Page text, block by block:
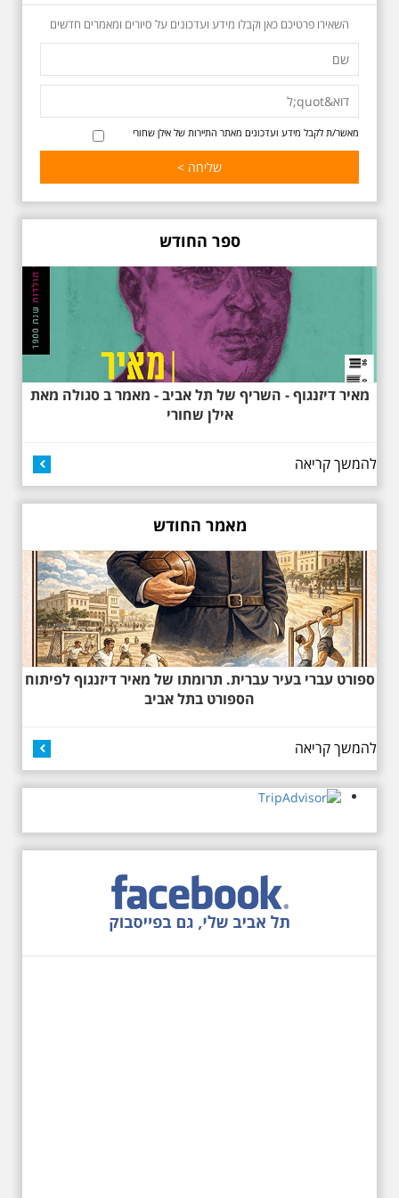
למשורר הלאומי. נדבר על המבנים,
בית ביאליק, בית ראובן, מלון סקורה,
בית קרוסל, קפה נגה המשפחות
שגרו ברחובות אלו ועוד הפתעות.
25.6.2025 ליל חמישי
בשעה 19:30 –לכבוד
בלילה" -בעקבות
האדריכלים הגדולים של
תל אביב וההתפתחות של
הסגנון הבינלאומי בתל
אביב
בואו ונהנה יחד ב"לילה הלבן" התל
אביב ב , לסיור מיוחד מרשים, סיור
באוהאוס לילי, בעקבות 104 שנה
לסגנון הבינלאומי בתל אביב. סיפור
מעונות עובדים, גינת רות, כיכר
דזיזנגוף וגם על חייה של ג'ניה
שקלים למשתתף
27.6.2026 - שבת בשעה
10:00 בבוקר. שכונת אבו
כביר - הנסתר והגלוי וגם
ביקור מיוחד בכנסיה
הרוסית
המיוחד הזה של אילן שחורי לבקר
בכנסייה הרוסית אורתודוכסית
המסתורית באבו כביר, בה פעל בעבר
מטה ה ק.ג.ב. מה אתם יודעים על
שכונת אבו כביר הדרומית בתל אביב.
של המאה ה-19 והפכה בתקופת
המנדט למוקד טרור נגד יהודים.
לשכונת עוני יהודית.
השאירו פרטיכם כאן וקבלו מידע ועדכונים על סיורים ומאמרים חדשים
מאשר/ת לקבל מידע ועדכונים מאתר התיירות של אילן שחורי
ספר החודש
מאיר דיזנגוף - השריף של תל אביב - מאמר ב סגולה מאת
אילן שחורי
להמשך קריאה
מאמר החודש
ספורט עברי בעיר עברית. תרומתו של מאיר דיזנגוף לפיתוח
הספורט בתל אביב
להמשך קריאה